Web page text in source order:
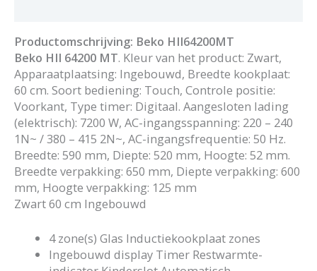
Productomschrijving: Beko HII64200MT
Beko HII 64200 MT. Kleur van het product: Zwart,
Apparaatplaatsing: Ingebouwd, Breedte kookplaat:
60 cm. Soort bediening: Touch, Controle positie:
Voorkant, Type timer: Digitaal. Aangesloten lading
(elektrisch): 7200 W, AC-ingangsspanning: 220 – 240
1N~ / 380 – 415 2N~, AC-ingangsfrequentie: 50 Hz.
Breedte: 590 mm, Diepte: 520 mm, Hoogte: 52 mm.
Breedte verpakking: 650 mm, Diepte verpakking: 600
mm, Hoogte verpakking: 125 mm
Zwart 60 cm Ingebouwd
4 zone(s) Glas Inductiekookplaat zones
Ingebouwd display Timer Restwarmte-